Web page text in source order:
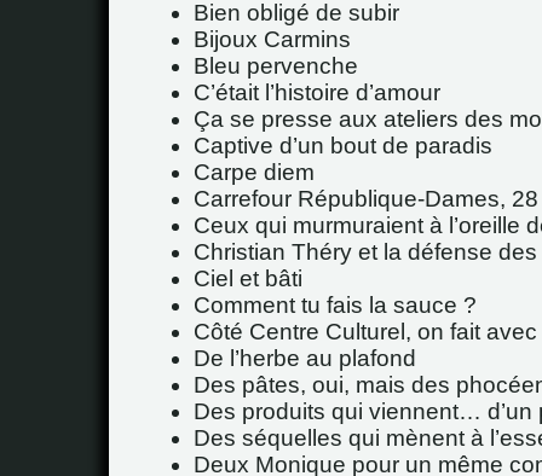
Bien obligé de subir
Bijoux Carmins
Bleu pervenche
C’était l’histoire d’amour
Ça se presse aux ateliers des
Captive d’un bout de paradis
Carpe diem
Carrefour République-Dames,
Ceux qui murmuraient à l’oreille
Christian Théry et la défense
Ciel et bâti
Comment tu fais la sauce ?
Côté Centre Culturel, on fait avec
De l’herbe au plafond
Des pâtes, oui, mais des
Des produits qui viennent… d’un
Des séquelles qui mènent à
Deux Monique pour un même